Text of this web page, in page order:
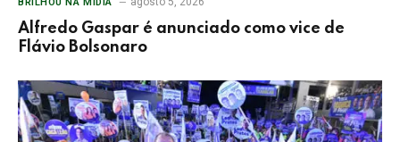
Alfredo Gaspar é anunciado como vice de
Flávio Bolsonaro